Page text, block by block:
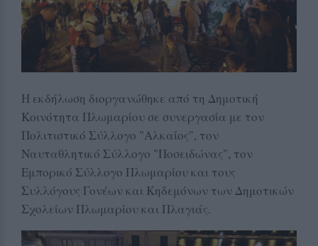
Η εκδήλωση διοργανώθηκε από τη Δημοτική
Κοινότητα Πλωμαρίου σε συνεργασία με τον
Πολιτιστικό Σύλλογο "Αλκαίος", τον
Ναυταθλητικό Σύλλογο "Ποσειδώνας", τον
Εμπορικό Σύλλογο Πλωμαρίου και τους
Συλλόγους Γονέων και Κηδεμόνων των Δημοτικών
Σχολείων Πλωμαρίου και Πλαγιάς.